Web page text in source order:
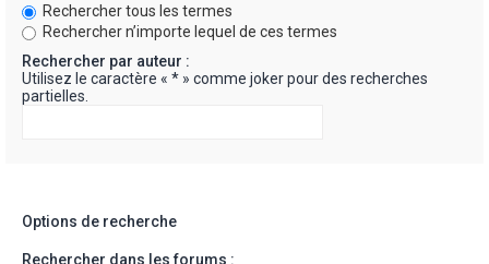
Rechercher tous les termes
Rechercher n’importe lequel de ces termes
Rechercher par auteur :
Utilisez le caractère « * » comme joker pour des recherches
partielles.
Options de recherche
Rechercher dans les forums :